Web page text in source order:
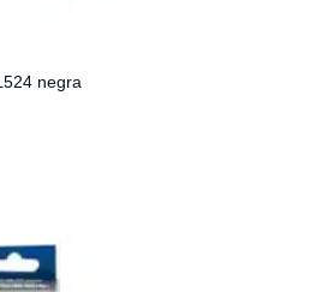
negra